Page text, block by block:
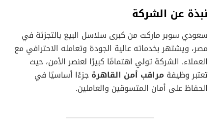
نبذة عن الشركة
سعودي سوبر ماركت من كبرى سلاسل البيع بالتجزئة في
مصر، ويشتهر بخدماته عالية الجودة وتعامله الاحترافي مع
العملاء. الشركة تولي اهتمامًا كبيرًا لعنصر الأمن، حيث
تعتبر وظيفة مراقب أمن القاهرة جزءًا أساسيًا في
الحفاظ على أمان المتسوقين والعاملين.